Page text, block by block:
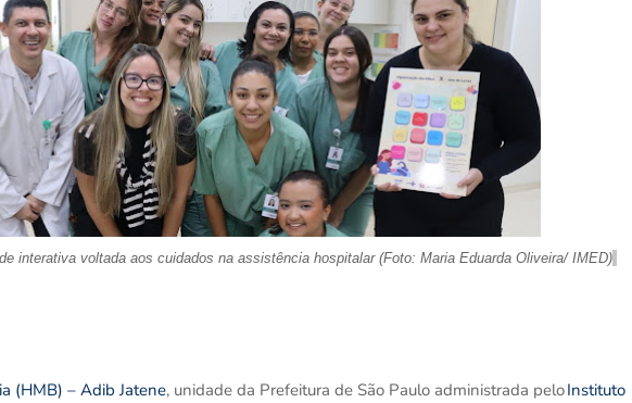
interativa voltada aos cuidados na assistência hospitalar(Foto: Maria Eduarda Oliveira/ IMED)
(HMB) – Adib Jatene, unidade da Prefeitura de São Paulo administrada peloInstituto